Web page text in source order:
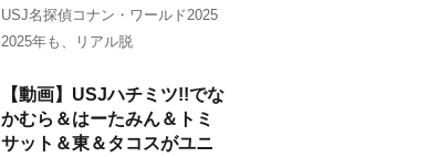
USJ名探偵コナン・ワールド2025
2025年も、リアル脱
【動画】USJハチミツ!!でな
かむら＆はーたみん＆トミ
サット＆東＆タコスがユニ